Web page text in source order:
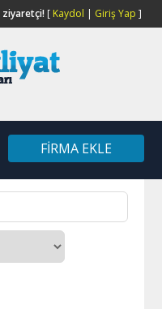
ziyaretçi![ Kaydol | Giriş Yap ]
FIRMA EKLE